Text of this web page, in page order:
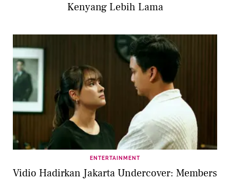
Kenyang Lebih Lama
ENTERTAINMENT
Vidio Hadirkan Jakarta Undercover: Members